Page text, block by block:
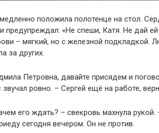
положила полотенце на стол.
предупреждал: «Не спеши, Катя. Не дай
– мягкий, но с железной подкладкой.
за других.
Петровна, давайте присядем и
звучал ровно. – Сергей ещё на работе,
его ждать? – свекровь махнула
сегодня вечером. Он не против.